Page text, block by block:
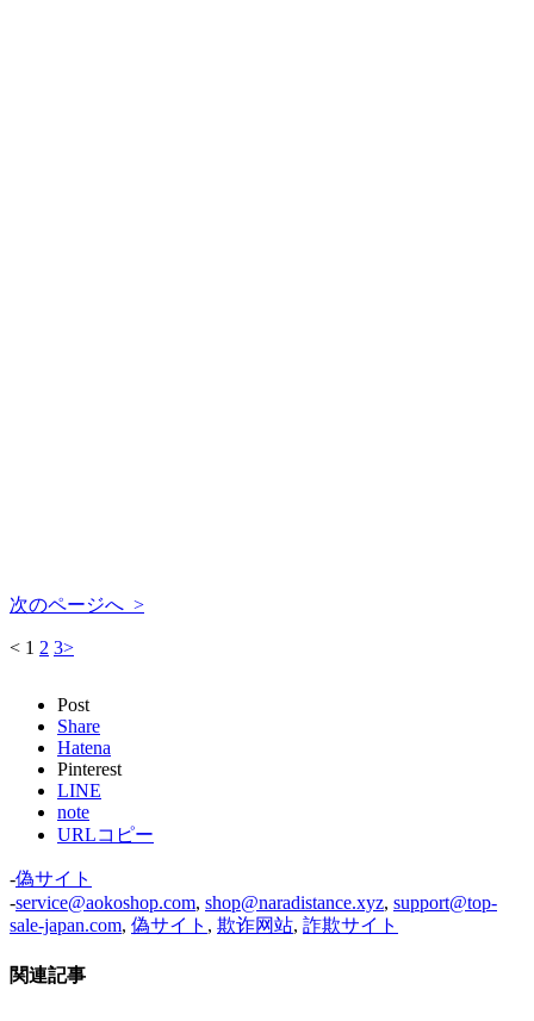
次のページへ >
< 1 2 3>
Post
Share
Hatena
Pinterest
LINE
note
URLコピー
-偽サイト
-service@aokoshop.com, shop@naradistance.xyz, support@top-
sale-japan.com, 偽サイト , 欺诈网站, 詐欺サイト
関連記事